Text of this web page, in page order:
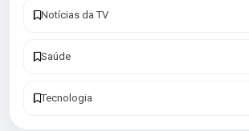
Notícias da TV
Saúde
Tecnologia